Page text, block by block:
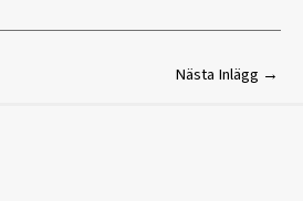
Nästa Inlägg →